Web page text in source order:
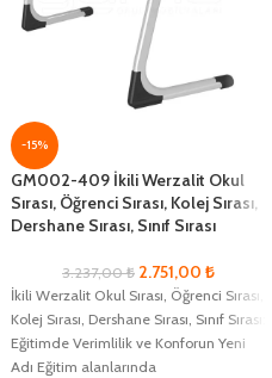
-15%
GM002-409 İkili Werzalit Okul
Sırası, Öğrenci Sırası, Kolej Sırası,
Dershane Sırası, Sınıf Sırası
3.237,00₺ 2.751,00 ₺
İkili Werzalit Okul Sırası, Öğrenci Sırası,
Kolej Sırası, Dershane Sırası, Sınıf Sırası:
Eğitimde Verimlilik ve Konforun Yeni
Adı Eğitim alanlarında